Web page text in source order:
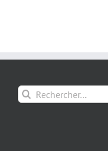
Rechercher: